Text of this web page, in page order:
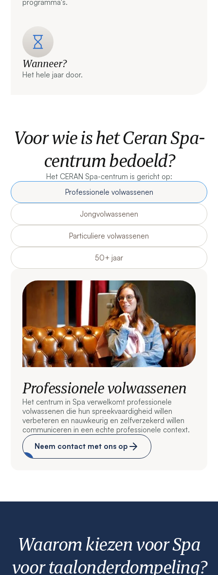
programma's.
Wanneer?
Het hele jaar door.
Voor wie is het Ceran Spa-
centrum bedoeld?
Het CERAN Spa-centrum is gericht op:
Professionele volwassenen
Jongvolwassenen
Particuliere volwassenen
50+ jaar
Professionele volwassenen
Het centrum in Spa verwelkomt professionele
volwassenen die hun spreekvaardigheid willen
verbeteren en nauwkeurig en zelfverzekerd willen
communiceren in een echte professionele context.
Neem contact met ons op
Waarom kiezen voor Spa
voor taalonderdompeling?